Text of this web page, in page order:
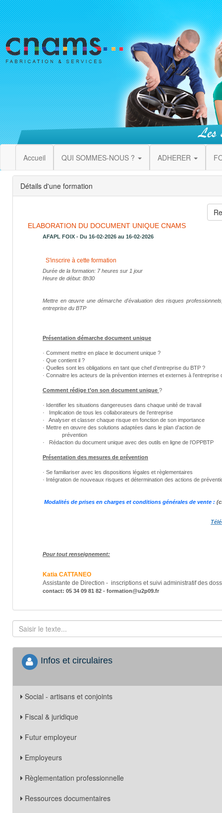
Accueil QUI SOMMES-NOUS ? ADHERER
Détails d'une formation
ELABORATION DU DOCUMENT UNIQUE CNAMS
AFAPL FOIX - Du 16-02-2026 au 16-02-2026
S'inscrire à cette formation
Durée de la formation: 7 heures sur 1 jour
Heure de début: 8h30
Mettre en œuvre une démarche d'évaluation des risques
entreprise du BTP
Présentation démarche document unique
· Comment mettre en place le document unique ?
· Que contient il ?
· Quelles sont les obligations en tant que chef d’entreprise du BTP ?
· Connaitre les acteurs de la prévention internes et externes à l’entreprise
Comment rédige t’on son document unique ?
· Identifier les situations dangereuses dans chaque unité de travail
· Implication de tous les collaborateurs de l’entreprise
· Analyser et classer chaque risque en fonction de son importance
· Mettre en œuvre des solutions adaptées dans le plan d’action de
prévention
· Rédaction du document unique avec des outils en ligne de l’OPPBTP
Présentation des mesures de prévention
· Se familiariser avec les dispositions légales et règlementaires
· Intégration de nouveaux risques et détermination des actions de
Modalités de prises en charges et conditions générales de vente :
T
Pour tout renseignement:
Katia CATTANEO
Assistante de Direction - inscriptions et suivi administratif des
contact: 05 34 09 81 82 - formation@u2p09.fr
Infos et circulaires
Social - artisans et conjoints
Fiscal & juridique
Futur employeur
Employeurs
Règlementation professionnelle
Ressources documentaires